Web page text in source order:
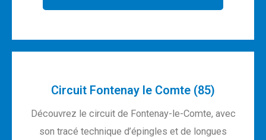
Circuit Fontenay le Comte (85)
Découvrez le circuit de Fontenay-le-Comte, avec
son tracé technique d’épingles et de longues